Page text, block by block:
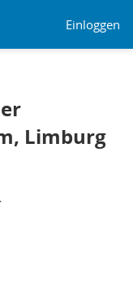
Einloggen
Limburg